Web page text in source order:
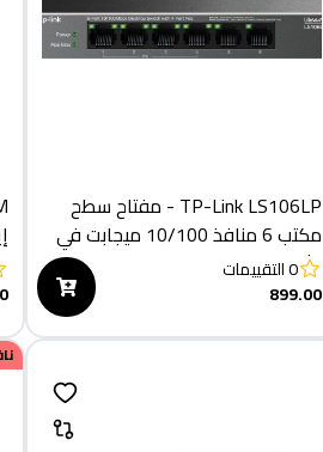
TP-Link LS106LP - مفتاح سطح
مكتب 6 منافذ 10/100 ميجابت في
الثانية مع 4 منافذ PoE
0التقييمات
899.00